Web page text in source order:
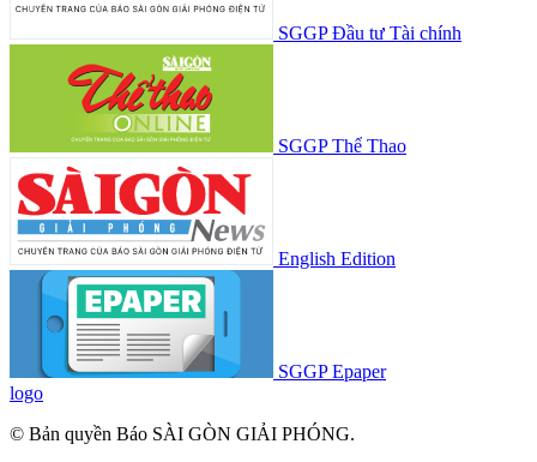
SGGP Đầu tư Tài chính
SGGP Thể Thao
English Edition
SGGP Epaper
logo
© Bản quyền Báo SÀI GÒN GIẢI PHÓNG.